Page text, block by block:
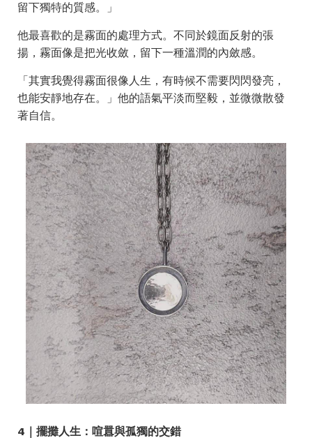
留下獨特的質感。」
他最喜歡的是霧面的處理方式。不同於鏡面反射的張
揚，霧面像是把光收斂，留下一種溫潤的內斂感。
「其實我覺得霧面很像人生，有時候不需要閃閃發亮，
也能安靜地存在。」他的語氣平淡而堅毅，並微微散發
著自信。
4｜擺攤人生：喧囂與孤獨的交錯